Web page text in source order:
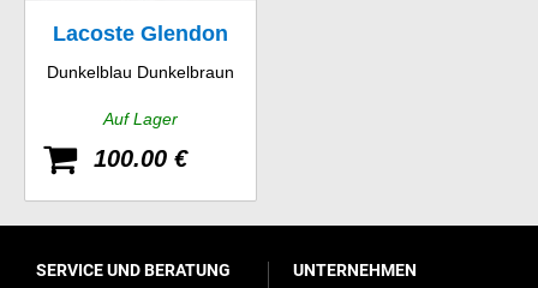
Lacoste Glendon
Brogue SRM
Dunkelblau Dunkelbraun
Auf Lager
100.00 €
SERVICE UND BERATUNG UNTERNEHMEN